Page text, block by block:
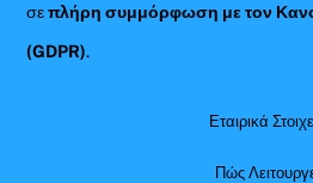
σεπλήρη συμμόρφωση με τον
(GDPR).
Εταιρικά
Πώς